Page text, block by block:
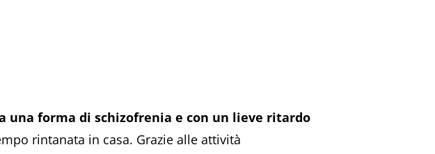
forma di schizofrenia e con un lieve ritardo
rintanata in casa. Grazie alle attività